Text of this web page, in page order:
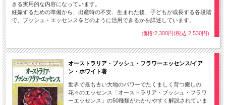
きる実用的な内容になっています。
妊娠するための準備から、出産時の不安、生まれた後、子どもが成長する各段階
で、ブッシュ・エッセンスをどのように活用できるかを詳述しています。
価格:2,300円(税込 2,530円)
オーストラリア・ブッシュ・フラワーエッセンス/イア
ン・ホワイト著
世界で最も古い大地のパワーでたくましく育つ癒しの
花々のエッセンス「オーストラリア・ブッシュ・フラワ
ーエッセンス」の50種類がわかりやすく解説されていま